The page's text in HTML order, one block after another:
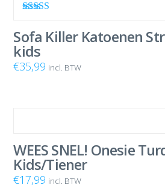
5.00
uit 5
Sofa Killer Katoenen
kids
€35,99 incl. BTW
WEES SNEL! Onesie
Kids/Tiener
€17,99 incl. BTW